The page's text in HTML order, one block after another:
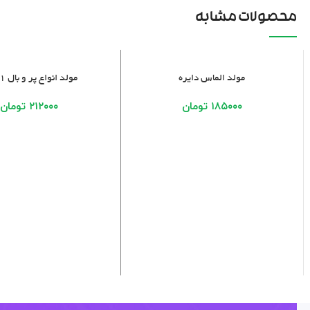
محصولات مشابه
افزودن به سبد خریدمولد الماس دایره
۱۸۵۰۰۰ تومان
افزودن به سبد خرید
مولد انواع پر و بال ۳۱۶۱
۲۱۲۰۰۰ تومان